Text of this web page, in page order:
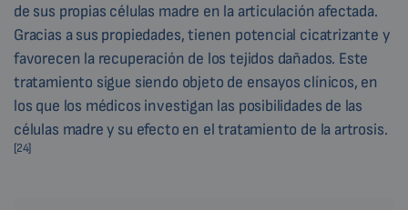
de sus propias células madre en la articulación afectada.
Gracias a sus propiedades, tienen potencial cicatrizante y
favorecen la recuperación de los tejidos dañados. Este
tratamiento sigue siendo objeto de ensayos clínicos, en
los que los médicos investigan las posibilidades de las
células madre y su efecto en el tratamiento de la artrosis.
[24]